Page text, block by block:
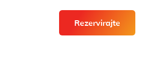
Rezervirajte